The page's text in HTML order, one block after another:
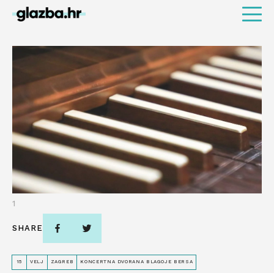
15 VELJ ZAGREB KONCERTNA DVORANA BLAGOJE BERSA
1
SHARE